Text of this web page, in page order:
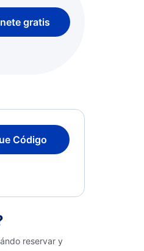
gratis
Código
reservar y